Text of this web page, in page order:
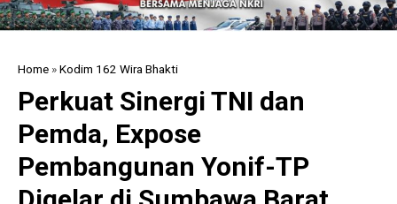
Prajurit
Bangun Wilayah Aman dan Kondusif, Babinsa
Aebara Gencarkan Komsos, Puldatar, dan Pamwil
Home »Kodim 162 Wira Bhakti
Perkuat Sinergi TNI dan
Pemda, Expose
Pembangunan Yonif-TP